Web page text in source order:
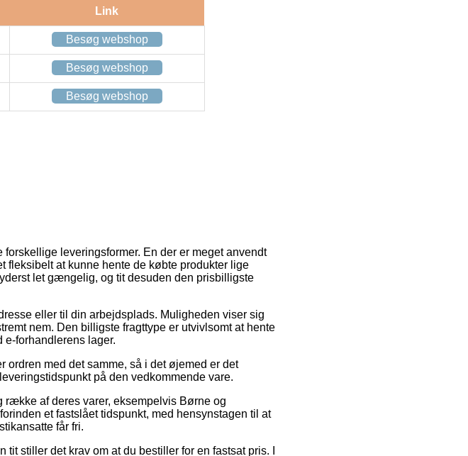
Link
Besøg webshop
Besøg webshop
Besøg webshop
leveringsformer. En der er meget anvendt
fleksibelt at kunne hente de købte produkter lige
let gængelig, og tit desuden den prisbilligste
eller til din arbejdsplads. Muligheden viser sig
nem. Den billigste fragttype er utvivlsomt at hente
e-forhandlerens lager.
med det samme, så i det øjemed er det
på den vedkommende vare.
række af deres varer, eksempelvis Børne og
et fastslået tidspunkt, med hensynstagen til at
får fri.
stiller det krav om at du bestiller for en fastsat pris. I